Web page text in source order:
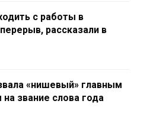
с работы в
рассказали в
«нишевый» главным
звание слова года